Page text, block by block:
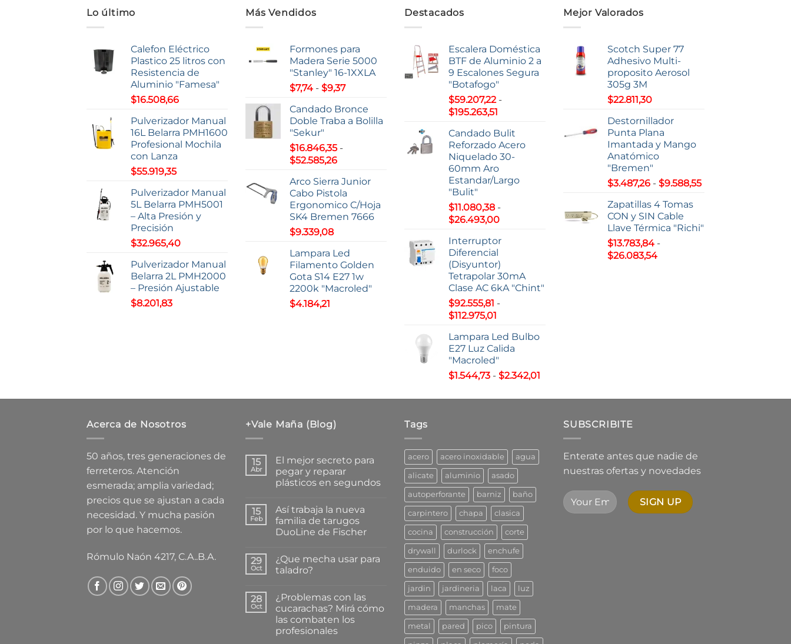
Las
pueden
elegir
producto
variantes.
pueden
página
producto
Lo último
Calefon Eléctrico
Plastico 25 litros con
Resistencia de
Aluminio "Famesa"
$16.508,66
Pulverizador Manual
16L Belarra PMH1600
Profesional Mochila
con Lanza
$55.919,35
Pulverizador Manual
5L Belarra PMH5001
– Alta Presión y
Precisión
$32.965,40
Pulverizador Manual
Belarra 2L PMH2000
– Presión Ajustable
$8.201,83
Más Vendidos
Formones para
Madera Serie 5000
"Stanley" 16-1XXLA
$7,74 - $9,37Rango
precios:
desde
Candado Bronce
Doble Traba a Bolilla
"Sekur"
$16.846,35 -
$52.585,26Rango
precios:
desde
$16.846,35
hasta
Arco Sierra Junior
Cabo Pistola
Ergonomico C/Hoja
SK4 Bremen 7666
$9.339,08
Lampara Led
Filamento Golden
Gota S14 E27 1w
2200k "Macroled"
$4.184,21
Destacados
Escalera Doméstica
BTF de Aluminio 2 a
9 Escalones Segura
"Botafogo"
$59.207,22 -
$195.263,51
precios:
desde
$59.207,22
hasta
$195.263,51
Candado Bulit
Reforzado Acero
Niquelado 30-
60mm Aro
Estandar/Largo
"Bulit"
$11.080,38 -
$26.493,00Rango
precios:
$11.080,38
hasta
$26.493,00
Interruptor
Diferencial
(Disyuntor)
Tetrapolar 30mA
Clase AC 6kA "Chint"
$92.555,81 -
$112.975,01
precios:
desde
hasta
Lampara Led Bulbo
E27 Luz Calida
"Macroled"
$1.544,73 - $2.342,01
precios:
$1.544,73
hasta
Mejor Valorados
Scotch Super 77
Adhesivo Multi-
proposito Aerosol
305g 3M
$22.811,30
Destornillador
Punta Plana
Imantada y Mango
Anatómico
"Bremen"
$3.487,26 - $9.588,55Rango
Zapatillas 4 Tomas
CON y SIN Cable
Llave Térmica "Richi"
$13.783,84 -
$26.083,54Rango
Acerca de Nosotros
50 años, tres generaciones de
ferreteros. Atención
esmerada; amplia variedad;
precios que se ajustan a cada
necesidad. Y mucha pasión
por lo que hacemos.
Rómulo Naón 4217, C.A..B.A.
+Vale Maña (Blog)
15
Abr
El mejor secreto para
pegar y reparar
plásticos en segundos
comentarios
en
El
mejor
pegar
y
reparar
segundos
15
Feb
Así trabaja la nueva
familia de tarugos
DuoLine de Fischer
comentarios
en
Así
nueva
familia
de
tarugos
DuoLine
de
29
Oct
¿Que mecha usar para
taladro?
comentarios
en
¿Que
mecha
usar
para
28
Oct
¿Problemas con las
cucarachas? Mirá cómo
las combaten los
profesionales
Tags
acero acero inoxidable agua
alicate aluminio asado
autoperforante barniz baño
carpintero chapa clasica
cocina construcción corte
drywall durlock enchufe
enduido en seco foco
jardin jardineria laca luz
madera manchas mate
metal pared pico pintura
SUBSCRIBITE
Enterate antes que nadie de
nuestras ofertas y novedades